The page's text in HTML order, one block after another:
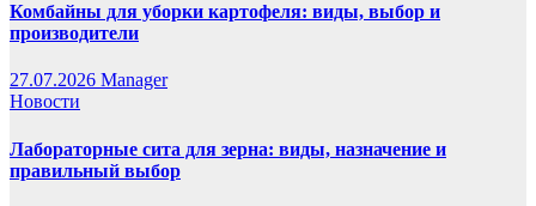
Комбайны для уборки картофеля: виды, выбор и
производители
27.07.2026 Manager
Новости
Лабораторные сита для зерна: виды, назначение и
правильный выбор